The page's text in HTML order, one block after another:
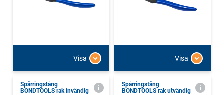
Visa Visa
Spårringstång
BONDTOOLS rak invändig
Spårringstång
BONDTOOLS rak utvändig